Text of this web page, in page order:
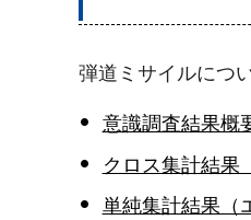
弾道ミサイルにつ
意識調査結果概
クロス集計結果
単純集計結果（